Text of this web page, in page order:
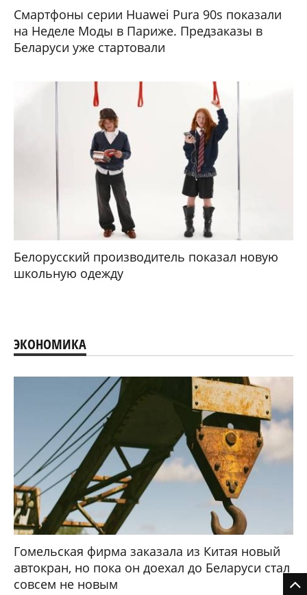
Смартфоны серии Huawei Pura 90s показали
на Неделе Моды в Париже. Предзаказы в
Беларуси уже стартовали
Белорусский производитель показал новую
школьную одежду
ЭКОНОМИКА
Гомельская фирма заказала из Китая новый
автокран, но пока он доехал до Беларуси стал
совсем не новым